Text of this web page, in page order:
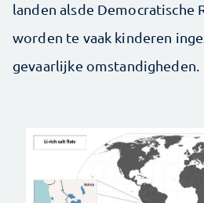
landen alsde Democratische
worden te vaak kinderen
gevaarlijke omstandigheden.